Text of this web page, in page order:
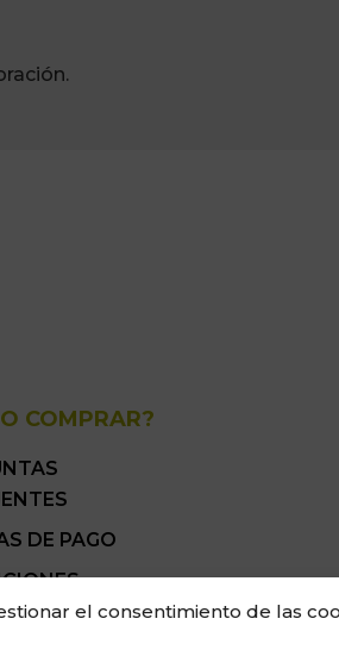
el consentimiento de las
COMPRAR?
DE PAGO
DE VENTA